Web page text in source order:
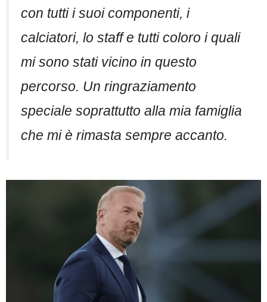
con tutti i suoi componenti, i
calciatori, lo staff e tutti coloro i quali
mi sono stati vicino in questo
percorso. Un ringraziamento
speciale soprattutto alla mia famiglia
che mi è rimasta sempre accanto.